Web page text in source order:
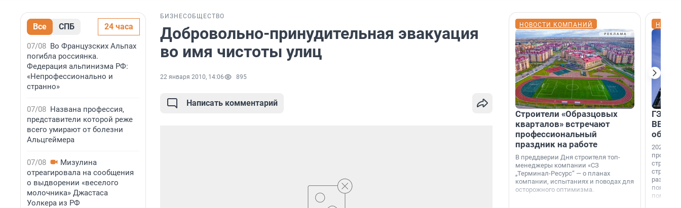
Все СПБ 24 часа
07/08 Во Французских Альпах
погибла россиянка.
Федерация альпинизма РФ:
«Непрофессионально и
странно»
07/08 Названа профессия,
представители которой реже
всего умирают от болезни
Альцгеймера
07/08
Мизулина
отреагировала на сообщения
о выдворении «веселого
молочника» Джастаса
Уолкера из РФ
БИЗНЕСОБЩЕСТВО
Добровольно-принудительная эвакуация
во имя чистоты улиц
22 января 2010, 14:06 895
Написать комментарий
НОВОСТИ КОМПАНИЙ
Строители «Образцовых
кварталов» встречают
профессиональный
праздник на работе
В преддверии Дня строителя топ-
менеджеры компании «СЗ
„Терминал-Ресурс“ — о планах
компании, испытаниях и поводах для
осторожного оптимизма.
ГЭС,
ВВП: в
об
2026-й —
раз. В